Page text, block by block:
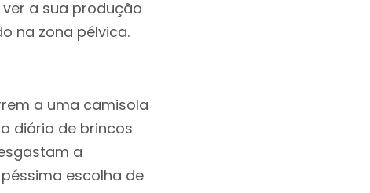
a sua produção
na zona pélvica.
a uma camisola
diário de brincos
a
escolha de